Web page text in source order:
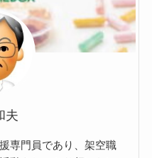
夫
専門員であり、架空職